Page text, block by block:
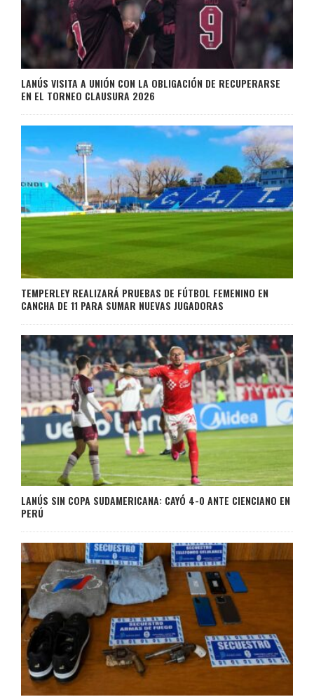
LANÚS VISITA A UNIÓN CON LA OBLIGACIÓN DE RECUPERARSE
EN EL TORNEO CLAUSURA 2026
TEMPERLEY REALIZARÁ PRUEBAS DE FÚTBOL FEMENINO EN
CANCHA DE 11 PARA SUMAR NUEVAS JUGADORAS
LANÚS SIN COPA SUDAMERICANA: CAYÓ 4-0 ANTE CIENCIANO EN
PERÚ